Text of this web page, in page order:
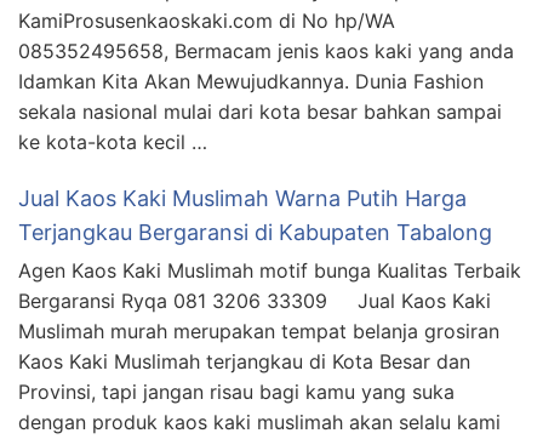
KamiProsusenkaoskaki.com di No hp/WA
085352495658, Bermacam jenis kaos kaki yang anda
Idamkan Kita Akan Mewujudkannya. Dunia Fashion
sekala nasional mulai dari kota besar bahkan sampai
ke kota-kota kecil …
Jual Kaos Kaki Muslimah Warna Putih Harga
Terjangkau Bergaransi di Kabupaten Tabalong
Agen Kaos Kaki Muslimah motif bunga Kualitas Terbaik
Bergaransi Ryqa 081 3206 33309 Jual Kaos Kaki
Muslimah murah merupakan tempat belanja grosiran
Kaos Kaki Muslimah terjangkau di Kota Besar dan
Provinsi, tapi jangan risau bagi kamu yang suka
dengan produk kaos kaki muslimah akan selalu kami